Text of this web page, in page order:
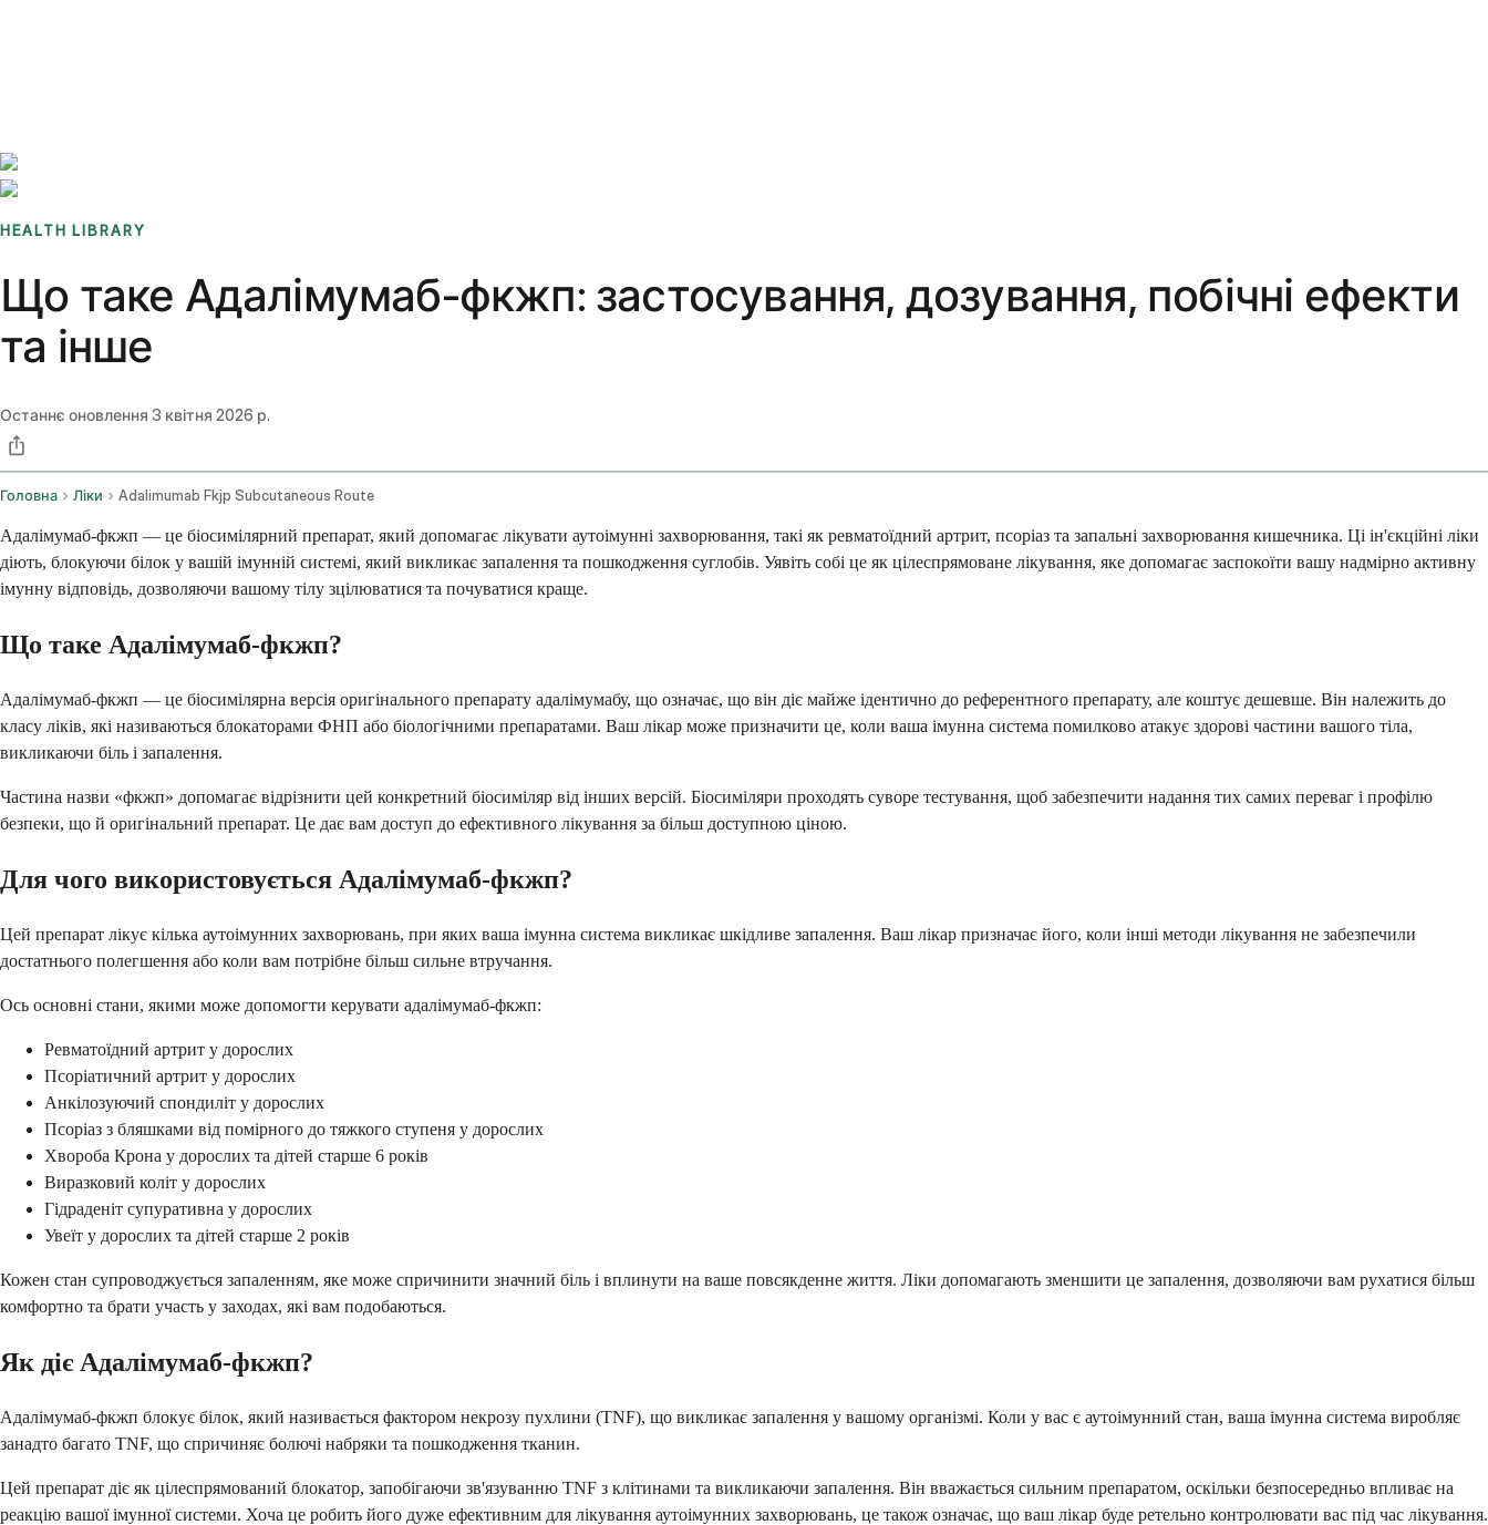
HEALTH LIBRARY
Що таке Адалімумаб-фкжп: застосування, дозування, побічні ефекти
та інше
Останнє оновлення 3 квітня 2026 р.
Головна Ліки Adalimumab Fkjp Subcutaneous Route
Адалімумаб-фкжп — це біосимілярний препарат, який допомагає лікувати аутоімунні захворювання, такі як ревматоїдний артрит, псоріаз та запальні захворювання кишечника. Ці ін'єкційні ліки
діють, блокуючи білок у вашій імунній системі, який викликає запалення та пошкодження суглобів. Уявіть собі це як цілеспрямоване лікування, яке допомагає заспокоїти вашу надмірно активну
імунну відповідь, дозволяючи вашому тілу зцілюватися та почуватися краще.
Що таке Адалімумаб-фкжп?
Адалімумаб-фкжп — це біосимілярна версія оригінального препарату адалімумабу, що означає, що він діє майже ідентично до референтного препарату, але коштує дешевше. Він належить до
класу ліків, які називаються блокаторами ФНП або біологічними препаратами. Ваш лікар може призначити це, коли ваша імунна система помилково атакує здорові частини вашого тіла,
викликаючи біль і запалення.
Частина назви «фкжп» допомагає відрізнити цей конкретний біосиміляр від інших версій. Біосиміляри проходять суворе тестування, щоб забезпечити надання тих самих переваг і профілю
безпеки, що й оригінальний препарат. Це дає вам доступ до ефективного лікування за більш доступною ціною.
Для чого використовується Адалімумаб-фкжп?
Цей препарат лікує кілька аутоімунних захворювань, при яких ваша імунна система викликає шкідливе запалення. Ваш лікар призначає його, коли інші методи лікування не забезпечили
достатнього полегшення або коли вам потрібне більш сильне втручання.
Ось основні стани, якими може допомогти керувати адалімумаб-фкжп:
Ревматоїдний артрит у дорослих
Псоріатичний артрит у дорослих
Анкілозуючий спондиліт у дорослих
Псоріаз з бляшками від помірного до тяжкого ступеня у дорослих
Хвороба Крона у дорослих та дітей старше 6 років
Виразковий коліт у дорослих
Гідраденіт супуративна у дорослих
Увеїт у дорослих та дітей старше 2 років
Кожен стан супроводжується запаленням, яке може спричинити значний біль і вплинути на ваше повсякденне життя. Ліки допомагають зменшити це запалення, дозволяючи вам рухатися більш
комфортно та брати участь у заходах, які вам подобаються.
Як діє Адалімумаб-фкжп?
Адалімумаб-фкжп блокує білок, який називається фактором некрозу пухлини (TNF), що викликає запалення у вашому організмі. Коли у вас є аутоімунний стан, ваша імунна система виробляє
занадто багато TNF, що спричиняє болючі набряки та пошкодження тканин.
Цей препарат діє як цілеспрямований блокатор, запобігаючи зв'язуванню TNF з клітинами та викликаючи запалення. Він вважається сильним препаратом, оскільки безпосередньо впливає на
реакцію вашої імунної системи. Хоча це робить його дуже ефективним для лікування аутоімунних захворювань, це також означає, що ваш лікар буде ретельно контролювати вас під час лікування.